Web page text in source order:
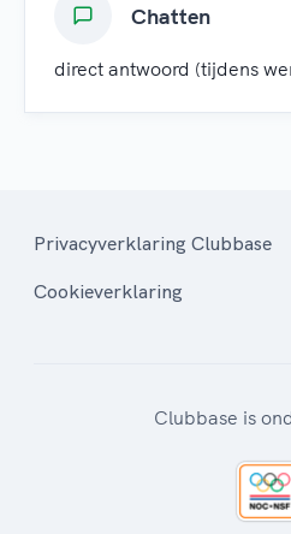
Chatten
direct antwoord (tijdens
Privacyverklaring Clubbase
Cookieverklaring
Clubbase is